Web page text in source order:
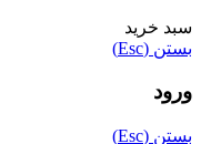
سبد خرید
بستن (Esc)
ورود
بستن (Esc)